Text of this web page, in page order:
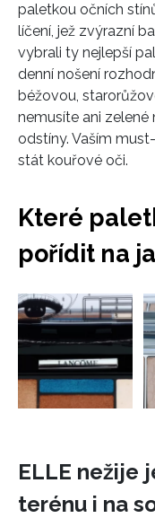
paletkou očních
líčení, jež zvýrazní
vybrali ty nejlepší
denní nošení
béžovou,
nemusíte ani
odstíny. Vaším
stát kouřové oči.
Které
pořídit na
ELLE nežije
terénu i na